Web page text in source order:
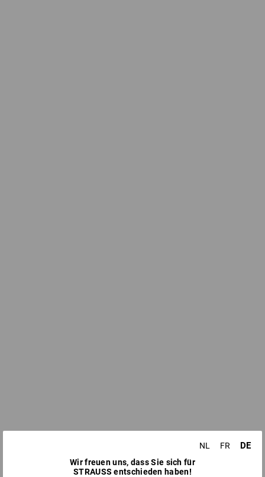
NL FR DE
Wir freuen uns, dass Sie sich für
STRAUSS entschieden haben!